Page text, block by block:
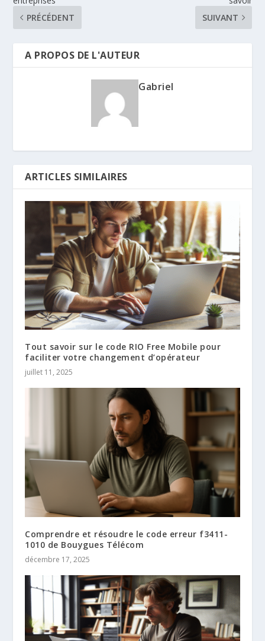
PRÉCÉDENT
SUIVANT
A PROPOS DE L'AUTEUR
Gabriel
ARTICLES SIMILAIRES
Tout savoir sur le code RIO Free Mobile pour
faciliter votre changement d’opérateur
juillet 11, 2025
Comprendre et résoudre le code erreur f3411-
1010 de Bouygues Télécom
décembre 17, 2025